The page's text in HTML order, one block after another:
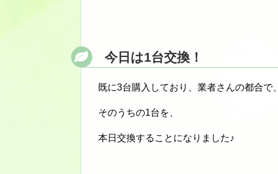
今日は1台交換！
既に3台購入しており、業者さんの都合で、
そのうちの1台を、
本日交換することになりました♪